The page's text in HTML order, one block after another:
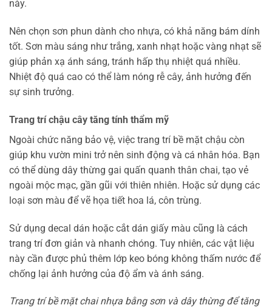
này.
Nên chọn sơn phun dành cho nhựa, có khả năng bám dính
tốt. Sơn màu sáng như trắng, xanh nhạt hoặc vàng nhạt sẽ
giúp phản xạ ánh sáng, tránh hấp thụ nhiệt quá nhiều.
Nhiệt độ quá cao có thể làm nóng rễ cây, ảnh hưởng đến
sự sinh trưởng.
Trang trí chậu cây tăng tính thẩm mỹ
Ngoài chức năng bảo vệ, việc trang trí bề mặt chậu còn
giúp khu vườn mini trở nên sinh động và cá nhân hóa. Bạn
có thể dùng dây thừng gai quấn quanh thân chai, tạo vẻ
ngoài mộc mạc, gần gũi với thiên nhiên. Hoặc sử dụng các
loại sơn màu để vẽ họa tiết hoa lá, côn trùng.
Sử dụng decal dán hoặc cắt dán giấy màu cũng là cách
trang trí đơn giản và nhanh chóng. Tuy nhiên, các vật liệu
này cần được phủ thêm lớp keo bóng không thấm nước để
chống lại ảnh hưởng của độ ẩm và ánh sáng.
Trang trí bề mặt chai nhựa bằng sơn và dây thừng để tăng